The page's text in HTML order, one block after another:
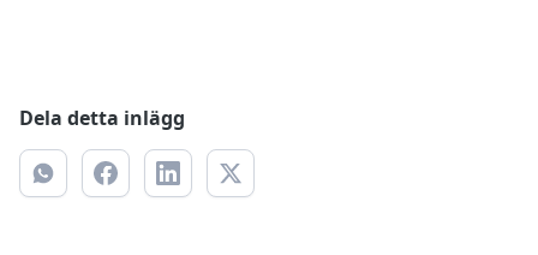
Dela detta inlägg